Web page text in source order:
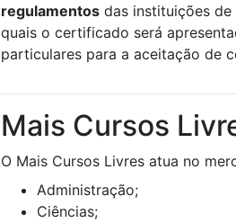
regulamentos das instituições
quais o certificado será
particulares para a aceitação de
Mais Cursos
O Mais Cursos Livres atua no
Administração;
Ciências;